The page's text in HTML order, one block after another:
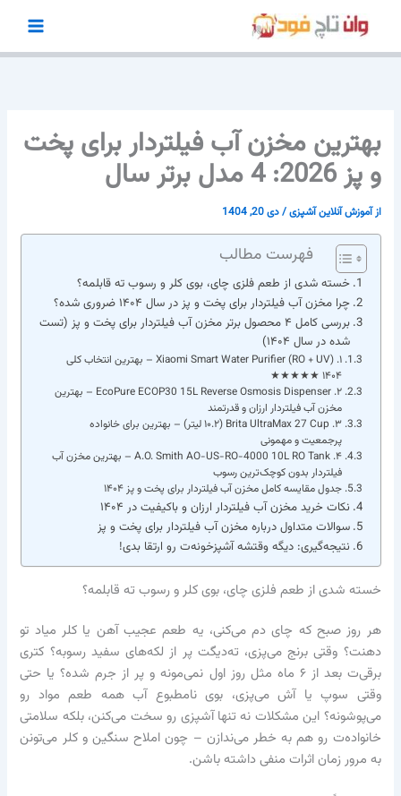
محتوا
بهترین مخزن آب فیلتردار برای پخت
و پز 2026: 4 مدل برتر سال
ازآموزش آنلاین آشپزی/دی 20, 1404
فهرست مطالب
خسته شدی از طعم فلزی چای، بوی کلر و رسوب ته قابلمه؟
چرا مخزن آب فیلتردار برای پخت و پز در سال ۱۴۰۴ ضروری شده؟
بررسی کامل ۴ محصول برتر مخزن آب فیلتردار برای پخت و پز (تست
شده در سال ۱۴۰۴)
۱. Xiaomi Smart Water Purifier (RO + UV) – بهترین انتخاب کلی
۱۴۰۴ ★★★★★
۲. EcoPure ECOP30 15L Reverse Osmosis Dispenser – بهترین
مخزن آب فیلتردار ارزان و قدرتمند
۳. Brita UltraMax 27 Cup (۱۰.۲ لیتر) – بهترین برای خانواده
پرجمعیت و مهمونی
۴. A.O. Smith AO-US-RO-4000 10L RO Tank – بهترین مخزن آب
فیلتردار بدون کوچک‌ترین رسوب
جدول مقایسه کامل مخزن آب فیلتردار برای پخت و پز ۱۴۰۴
نکات خرید مخزن آب فیلتردار ارزان و باکیفیت در ۱۴۰۴
سوالات متداول درباره مخزن آب فیلتردار برای پخت و پز
نتیجه‌گیری: دیگه وقتشه آشپزخونه‌ت رو ارتقا بدی!
خسته شدی از طعم فلزی چای، بوی کلر و رسوب ته قابلمه؟
هر روز صبح که چای دم می‌کنی، یه طعم عجیب آهن یا کلر میاد تو
دهنت؟ وقتی برنج می‌پزی، ته‌دیگت پر از لکه‌های سفید رسوبه؟ کتری
برقی‌ت بعد از ۶ ماه مثل روز اول نمی‌مونه و پر از جرم شده؟ یا حتی
وقتی سوپ یا آش می‌پزی، بوی نامطبوع آب همه طعم مواد رو
می‌پوشونه؟ این مشکلات نه تنها آشپزی رو سخت می‌کنن، بلکه سلامتی
خانواده‌ت رو هم به خطر می‌ندازن – چون املاح سنگین و کلر می‌تونن
به مرور زمان اثرات منفی داشته باشن.